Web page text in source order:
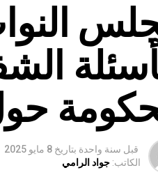
قبل سنة واحدة بتاريخ 8 مايو 2025
الكاتب: جواد الرامي